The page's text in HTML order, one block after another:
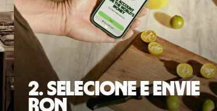
2. Selecione e envie
RON